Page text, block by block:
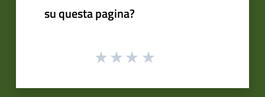
su questa pagina?